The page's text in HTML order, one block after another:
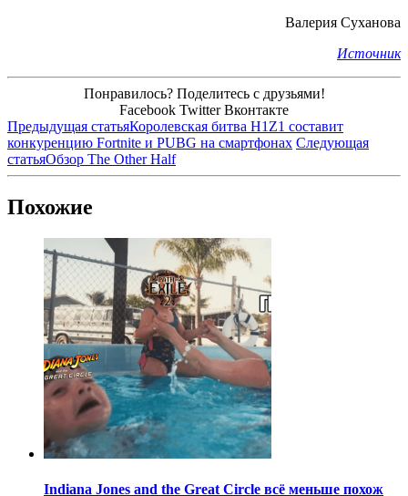
Валерия Суханова
Источник
Понравилось? Поделитесь с друзьями!
Facebook Twitter Вконтакте
Предыдущая статьяКоролевская битва H1Z1 составит
конкуренцию Fortnite и PUBG на смартфонах Следующая
статьяОбзор The Other Half
Похожие
Indiana Jones and the Great Circle всё меньше похож